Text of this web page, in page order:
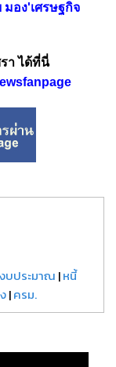
อง'เศรษฐกิจ
า ได้ที่นี่
บประมาณ |หนี้
|ครม.